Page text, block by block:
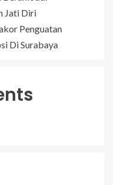
Jati Diri
Penguatan
Di Surabaya